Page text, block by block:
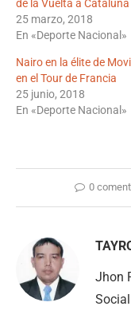
de la Vuelta a Cataluña
25 marzo, 2018
En «Deporte Nacional»
Nairo en la élite de
en el Tour de Francia
25 junio, 2018
En «Deporte Nacional»
0
Jhon
Social